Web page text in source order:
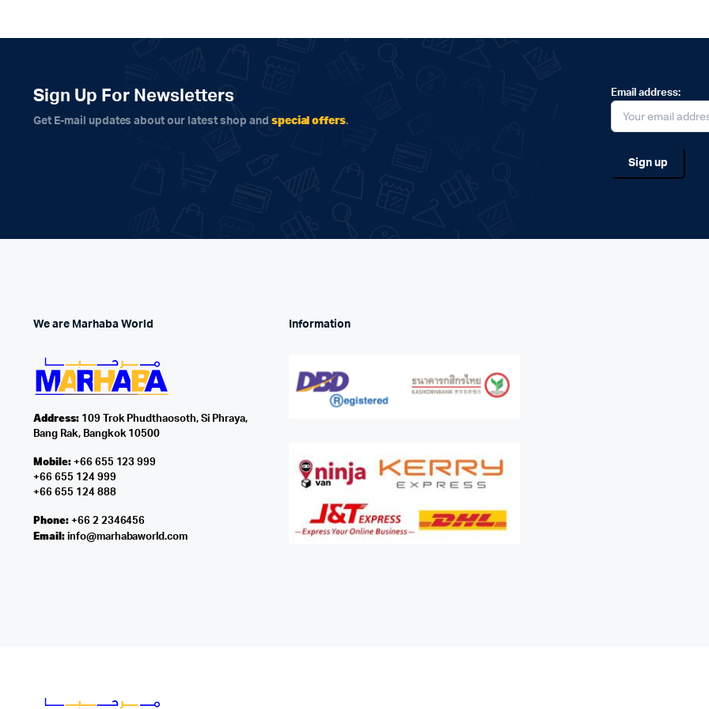
Sign Up For Newsletters
Get E-mail updates about our latest shop and special offers.
Email address:
We are Marhaba World
Address:109 Trok Phudthaosoth, Si Phraya,
Bang Rak, Bangkok 10500
Mobile:+66 655 123 999
+66 655 124 999
+66 655 124 888
Phone:+66 2 2346456
Email: info@marhabaworld.com
Information